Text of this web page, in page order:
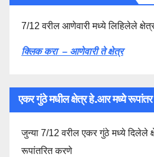
7/12 वरील आणेवारी मध्ये लिहिलेले
क्लिक करा – आणेवारी ते क्षेत्र
एकर गुंठे मधील क्षेत्र हे.आर मध्ये
जुन्या 7/12 वरील एकर गुंठे मध्ये दिलेले
रूपांतरित करणे